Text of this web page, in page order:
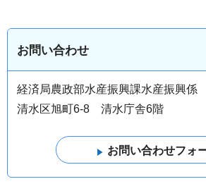
お問い合わせ
経済局農政部水産振興課水産振興係
清水区旭町6-8 清水庁舎6階